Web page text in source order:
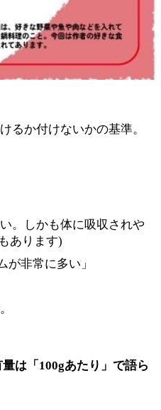
るか付けないかの基準。
。しかも体に吸収されや
あります)
が非常に多い」
は「100gあたり」で語ら